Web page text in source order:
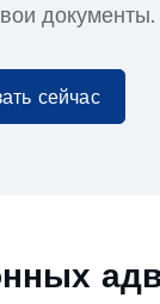
документы.
сейчас